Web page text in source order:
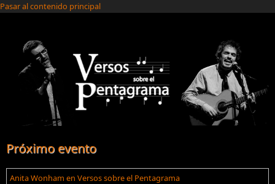
Pasar al contenido principal
Próximo evento
Anita Wonham en Versos sobre el Pentagrama